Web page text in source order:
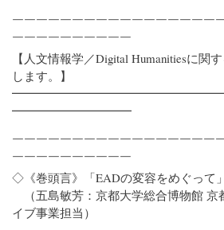
￣￣￣￣￣￣￣￣￣￣￣￣￣￣￣￣￣
￣￣￣￣￣￣￣￣￣￣
【人文情報学／Digital Humanitiesに関
します。】
━━━━━━━━━━
￣￣￣￣￣￣￣￣￣￣￣￣￣￣￣￣￣
￣￣￣￣￣￣￣￣￣￣
◇《巻頭言》「EADの変容をめぐって」
（五島敏芳：京都大学総合博物館 京
イブ事業担当）